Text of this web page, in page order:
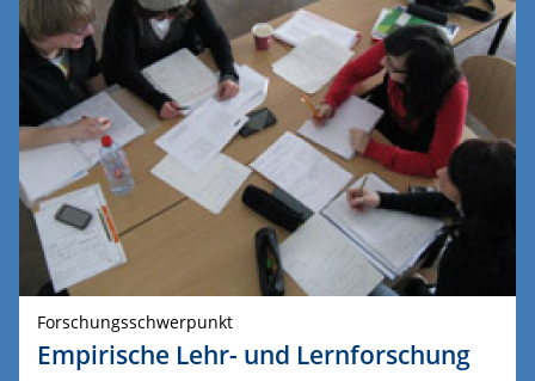
Forschungsschwerpunkt
Empirische Lehr- und Lernforschung